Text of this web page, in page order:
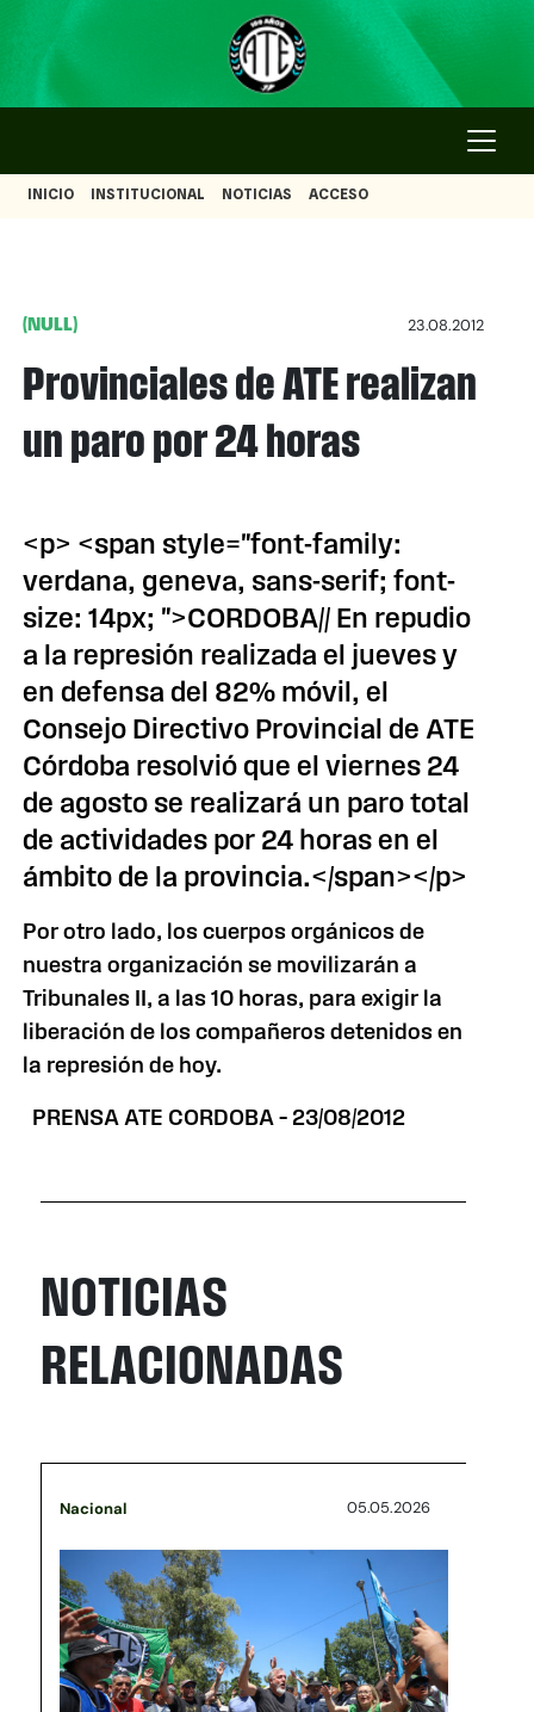
INICIO INSTITUCIONAL NOTICIAS ACCESO
(NULL) 23.08.2012
Provinciales de ATE realizan
un paro por 24 horas
<p> <span style="font-family:
verdana, geneva, sans-serif; font-
size: 14px; ">CORDOBA// En repudio
a la represión realizada el jueves y
en defensa del 82% móvil, el
Consejo Directivo Provincial de ATE
Córdoba resolvió que el viernes 24
de agosto se realizará un paro total
de actividades por 24 horas en el
ámbito de la provincia.</span></p>
Por otro lado, los cuerpos orgánicos de
nuestra organización se movilizarán a
Tribunales II, a las 10 horas, para exigir la
liberación de los compañeros detenidos en
la represión de hoy.
PRENSA ATE CORDOBA – 23/08/2012
NOTICIAS
RELACIONADAS
Nacional 05.05.2026